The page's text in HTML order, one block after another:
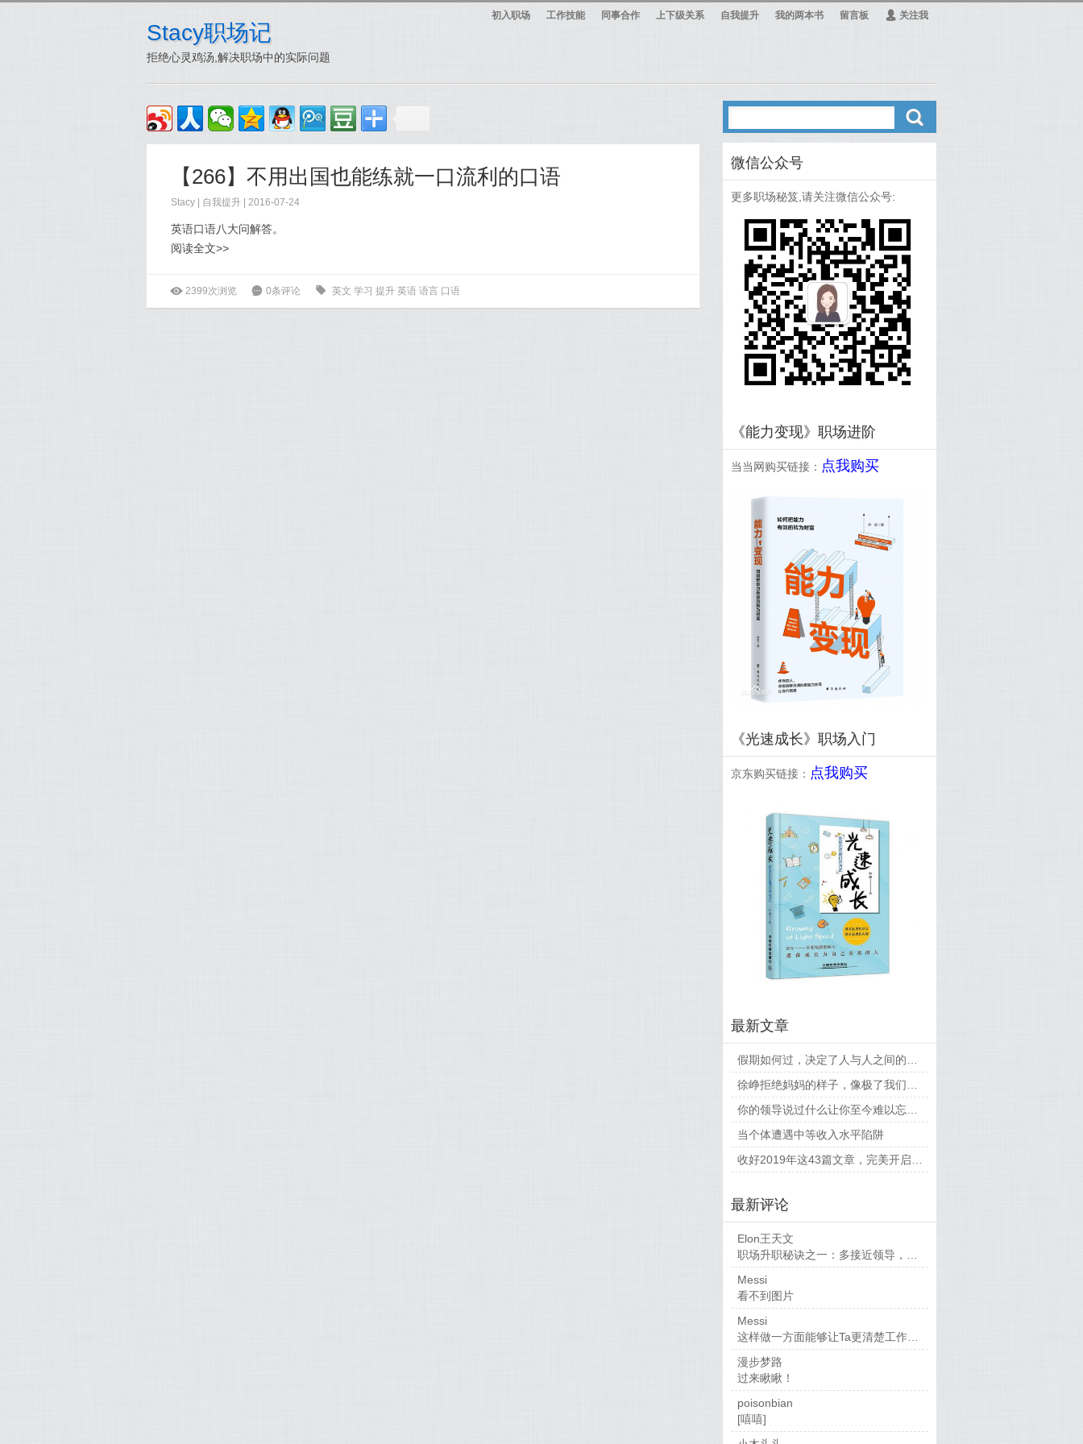
Stacy职场记
拒绝心灵鸡汤,解决职场中的实际问题
初入职场 工作技能 同事合作 上下级关系 自我提升 我的两本书 留言板 Ą 关注我
【266】不用出国也能练就一口流利的口语
Stacy 自我提升 | 2016-07-24
英语口语八大问解答。
阅读全文>>
ė 2399次浏览 6 0条评论 0 英文 学习 提升 英语 语言 口语
ő
微信公众号
更多职场秘笈,请关注微信公众号:
《能力变现》职场进阶
当当网购买链接： 点我购买
《光速成长》职场入门
京东购买链接： 点我购买
最新文章
当个体遭遇中等收入水平陷阱
最新评论
Elon王天文
职场升职秘诀之一：多接近领导，当然，多做...
Messi
看不到图片
Messi
这样做一方面能够让Ta更清楚工作要求，也...
漫步梦路
过来瞅瞅！
poisonbian
[嘻嘻]